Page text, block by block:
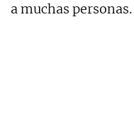
a muchas personas.